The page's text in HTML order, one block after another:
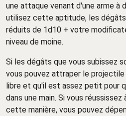
une attaque venant d'une arme à
utilisez cette aptitude, les
réduits de 1d10 + votre
niveau de moine.
Si les dégâts que vous subissez
vous pouvez attraper le projectile
libre et qu'il est assez petit pour
dans une main. Si vous
cette manière, vous pouvez